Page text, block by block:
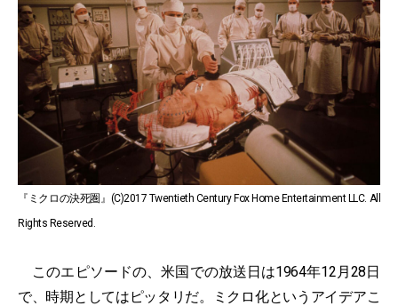
『ミクロの決死圏』(C)2017 Twentieth Century Fox Home Entertainment LLC. All
Rights Reserved.
このエピソードの、米国での放送日は1964年12月28日
で、時期としてはピッタリだ。ミクロ化というアイデアこ